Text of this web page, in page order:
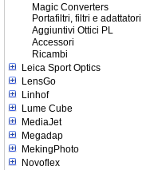
Magic Converters
Portafiltri, filtri e adattatori
Aggiuntivi Ottici PL
Accessori
Ricambi
Leica Sport Optics
LensGo
Linhof
Lume Cube
MediaJet
Megadap
MekingPhoto
Novoflex